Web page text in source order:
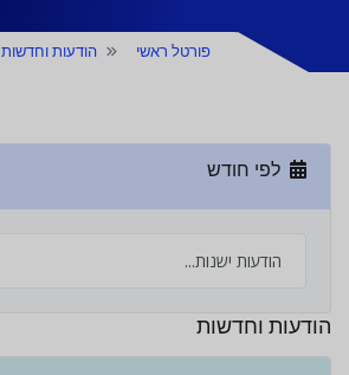
פורטל ראשי הודעות וחדשות
לפי חודש
הודעות וחדשות